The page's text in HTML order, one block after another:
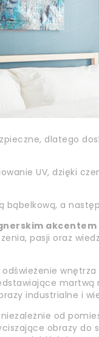
dlatego
UV, dzięki
bąbelkową, a
akcentem
pasji oraz
industrialne i
od
obrazy